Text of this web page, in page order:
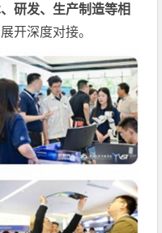
研发、生产制造等相
开深度对接。